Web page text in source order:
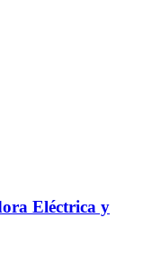
Eléctrica y